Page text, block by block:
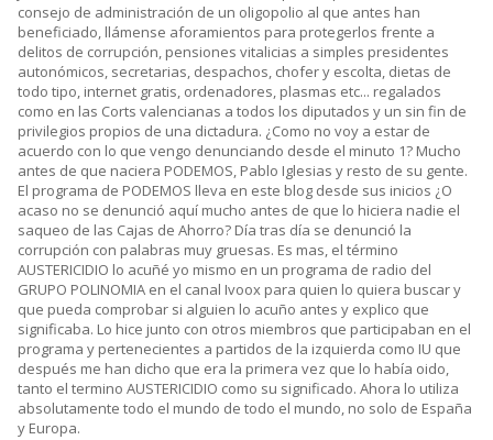
consejo de administración de un oligopolio al que antes han
beneficiado, llámense aforamientos para protegerlos frente a
delitos de corrupción, pensiones vitalicias a simples presidentes
autonómicos, secretarias, despachos, chofer y escolta, dietas de
todo tipo, internet gratis, ordenadores, plasmas etc... regalados
como en las Corts valencianas a todos los diputados y un sin fin de
privilegios propios de una dictadura. ¿Como no voy a estar de
acuerdo con lo que vengo denunciando desde el minuto 1? Mucho
antes de que naciera PODEMOS, Pablo Iglesias y resto de su gente.
El programa de PODEMOS lleva en este blog desde sus inicios ¿O
acaso no se denunció aquí mucho antes de que lo hiciera nadie el
saqueo de las Cajas de Ahorro? Día tras día se denunció la
corrupción con palabras muy gruesas. Es mas, el término
AUSTERICIDIO lo acuñé yo mismo en un programa de radio del
GRUPO POLINOMIA en el canal Ivoox para quien lo quiera buscar y
que pueda comprobar si alguien lo acuño antes y explico que
significaba. Lo hice junto con otros miembros que participaban en el
programa y pertenecientes a partidos de la izquierda como IU que
después me han dicho que era la primera vez que lo había oido,
tanto el termino AUSTERICIDIO como su significado. Ahora lo utiliza
absolutamente todo el mundo de todo el mundo, no solo de España
y Europa.